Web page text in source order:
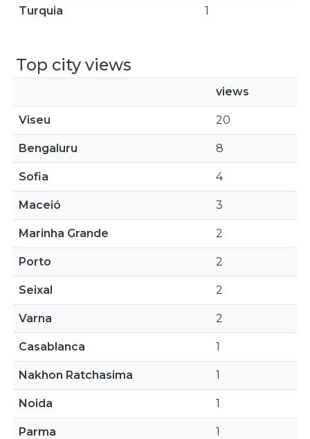
Turquia 1
Top city views
views
Viseu 20
Bengaluru 8
Sofia 4
Maceió 3
Marinha Grande 2
Porto 2
Seixal 2
Varna 2
Casablanca 1
Nakhon Ratchasima 1
Noida 1
Parma 1